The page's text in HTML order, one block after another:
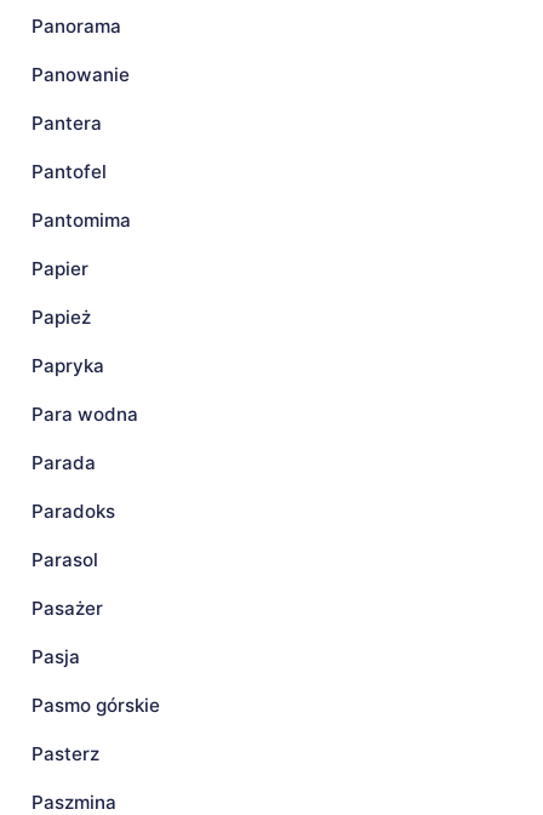
Panorama
Panowanie
Pantera
Pantofel
Pantomima
Papier
Papież
Papryka
Para wodna
Parada
Paradoks
Parasol
Pasażer
Pasja
Pasmo górskie
Pasterz
Paszmina